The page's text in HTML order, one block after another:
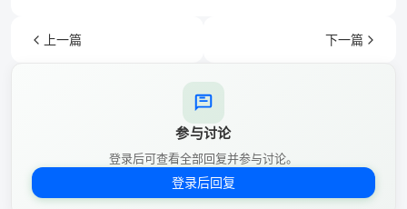
上一篇 下一篇
参与讨论
登录后可查看全部回复并参与讨论。
登录后回复